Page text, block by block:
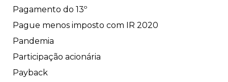
Pagamento do 13º
Pague menos imposto com IR 2020
Pandemia
Participação acionária
Payback